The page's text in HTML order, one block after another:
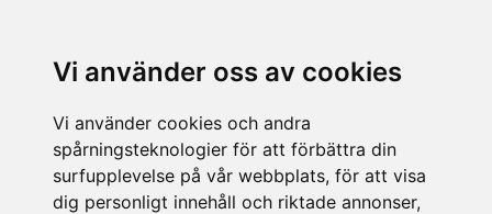
Vi använder oss av cookies
Vi använder cookies och andra
spårningsteknologier för att förbättra din
surfupplevelse på vår webbplats, för att visa
dig personligt innehåll och riktade annonser,